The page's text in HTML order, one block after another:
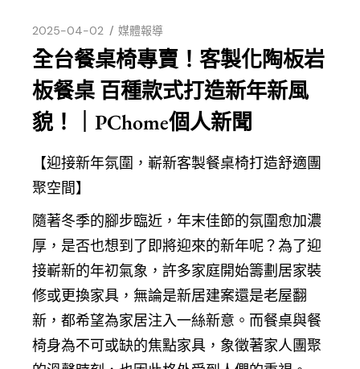
2025-04-02 媒體報導
全台餐桌椅專賣！客製化陶板岩
板餐桌 百種款式打造新年新風
貌！｜PChome個人新聞
【迎接新年氛圍，嶄新客製餐桌椅打造舒適團
聚空間】
隨著冬季的腳步臨近，年末佳節的氛圍愈加濃
厚，是否也想到了即將迎來的新年呢？為了迎
接嶄新的年初氣象，許多家庭開始籌劃居家裝
修或更換家具，無論是新居建案還是老屋翻
新，都希望為家居注入一絲新意。而餐桌與餐
椅身為不可或缺的焦點家具，象徵著家人團聚